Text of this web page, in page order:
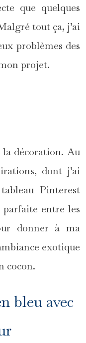
que quelques
tout ça, j’ai
problèmes des
projet.
la décoration. Au
dont j’ai
Pinterest
parfaite entre les
donner à ma
exotique
cocon.
bleu avec